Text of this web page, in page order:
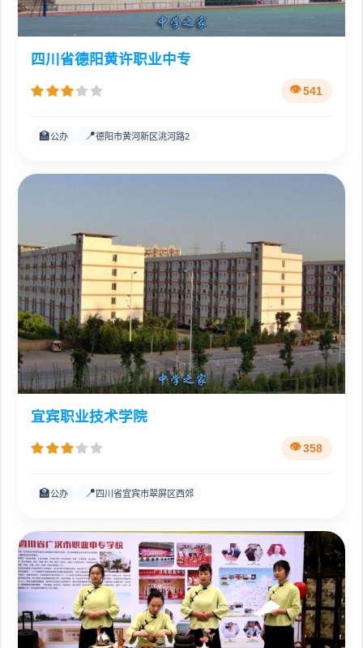
四川省德阳黄许职业中专
541
🏫公办 📍德阳市黄河新区洮河路2
宜宾职业技术学院
358
🏫公办 📍四川省宜宾市翠屏区西郊